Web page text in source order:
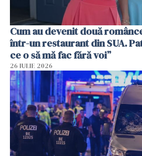
Cum au devenit două
într-un restaurant din SUA.
ce o să mă fac fără voi”
26 IULIE 2026